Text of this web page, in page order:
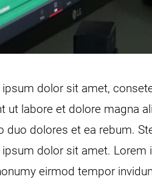
ipsum dolor sit amet,
ut labore et dolore magna
duo dolores et ea rebum.
dolor sit amet. Lorem
eirmod tempor